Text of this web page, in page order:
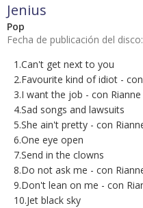
Jenius
Pop
Fecha de publicación del disco:
1.Can't get next to you
2.Favourite kind of idiot -
3.I want the job - con
4.Sad songs and lawsuits
5.She ain't pretty - con
6.One eye open
7.Send in the clowns
8.Do not ask me - con
9.Don't lean on me - con
10.Jet black sky